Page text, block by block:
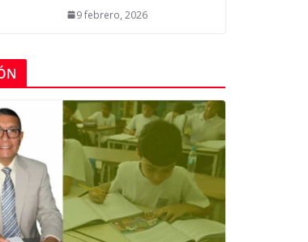
9 febrero, 2026